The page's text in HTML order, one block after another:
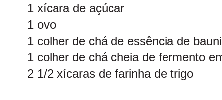
1 xícara de açúcar
1 ovo
1 colher de chá de essência de
1 colher de chá cheia de fermento
2 1/2 xícaras de farinha de trigo